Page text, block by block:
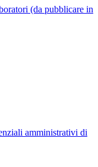
(da pubblicare in
amministrativi di